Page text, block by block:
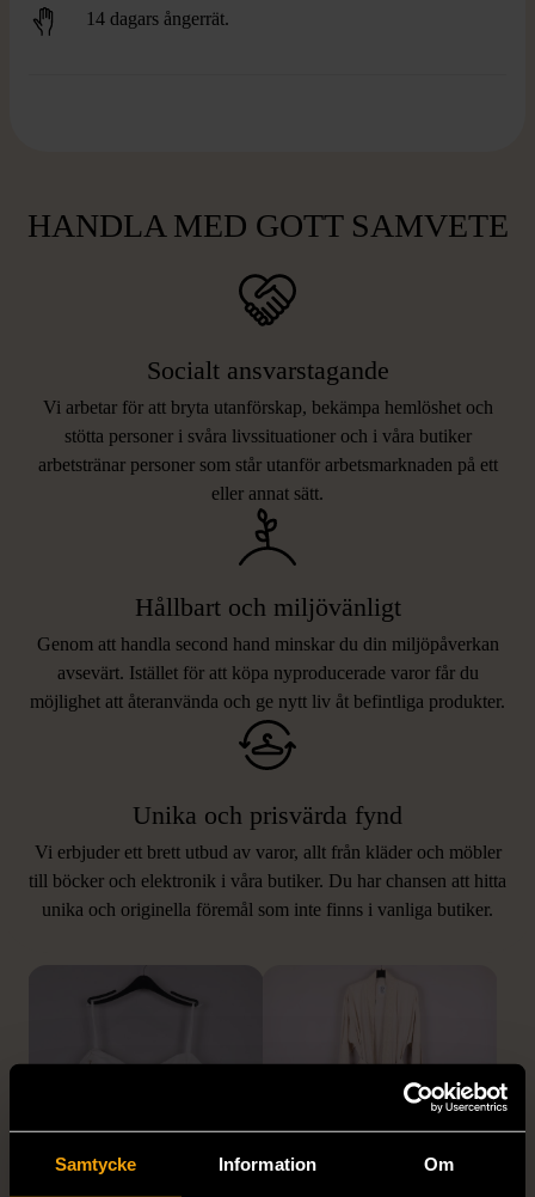
Samtycke Information Om
14 dagars ångerrät.
HANDLA MED GOTT SAMVETE
Socialt ansvarstagande
Vi arbetar för att bryta utanförskap, bekämpa hemlöshet och
stötta personer i svåra livssituationer och i våra butiker
arbetstränar personer som står utanför arbetsmarknaden på ett
eller annat sätt.
Hållbart och miljövänligt
Genom att handla second hand minskar du din miljöpåverkan
avsevärt. Istället för att köpa nyproducerade varor får du
möjlighet att återanvända och ge nytt liv åt befintliga produkter.
Unika och prisvärda fynd
Vi erbjuder ett brett utbud av varor, allt från kläder och möbler
till böcker och elektronik i våra butiker. Du har chansen att hitta
unika och originella föremål som inte finns i vanliga butiker.
LIKNANDE PRODUKTER
Hitta produkter som påminner om denna